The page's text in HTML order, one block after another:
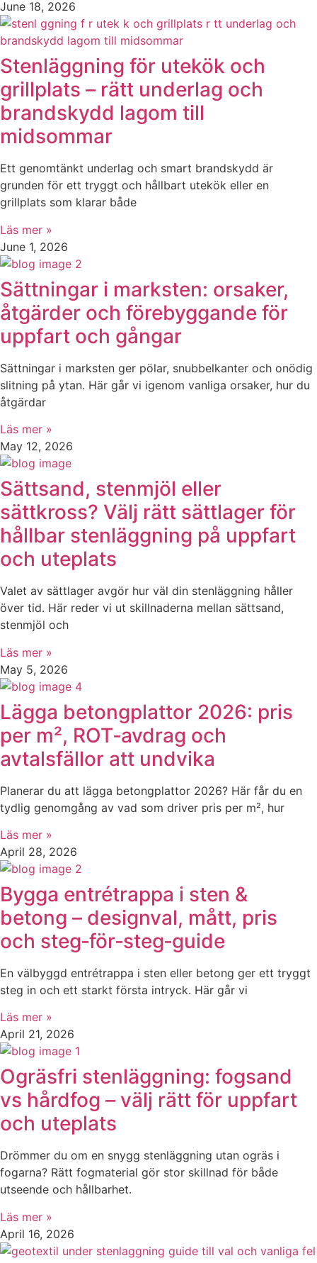
June 18, 2026
Stenläggning för utekök och
grillplats – rätt underlag och
brandskydd lagom till
midsommar
Ett genomtänkt underlag och smart brandskydd är
grunden för ett tryggt och hållbart utekök eller en
grillplats som klarar både
Läs mer »
June 1, 2026
Sättningar i marksten: orsaker,
åtgärder och förebyggande för
uppfart och gångar
Sättningar i marksten ger pölar, snubbelkanter och onödig
slitning på ytan. Här går vi igenom vanliga orsaker, hur du
åtgärdar
Läs mer »
May 12, 2026
Sättsand, stenmjöl eller
sättkross? Välj rätt sättlager för
hållbar stenläggning på uppfart
och uteplats
Valet av sättlager avgör hur väl din stenläggning håller
över tid. Här reder vi ut skillnaderna mellan sättsand,
stenmjöl och
Läs mer »
May 5, 2026
Lägga betongplattor 2026: pris
per m², ROT‑avdrag och
avtalsfällor att undvika
Planerar du att lägga betongplattor 2026? Här får du en
tydlig genomgång av vad som driver pris per m², hur
Läs mer »
April 28, 2026
Bygga entrétrappa i sten &
betong – designval, mått, pris
och steg‑för‑steg‑guide
En välbyggd entrétrappa i sten eller betong ger ett tryggt
steg in och ett starkt första intryck. Här går vi
Läs mer »
April 21, 2026
Ogräsfri stenläggning: fogsand
vs hårdfog – välj rätt för uppfart
och uteplats
Drömmer du om en snygg stenläggning utan ogräs i
fogarna? Rätt fogmaterial gör stor skillnad för både
utseende och hållbarhet.
Läs mer »
April 16, 2026